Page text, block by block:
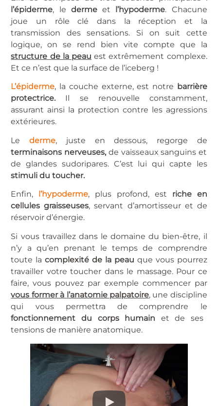
l’épiderme, le dermeet l’hypoderme. Chacune
joue un rôle clé dans la réception et la
transmission des sensations. Si on suit cette
logique, on se rend bien vite compte que la
structure de la peau est extrêmement complexe.
Et ce n’est que la surface de l’iceberg !
L’épiderme, la couche externe, est notre barrière
protectrice. Il se renouvelle constamment,
assurant ainsi la protection contre les agressions
extérieures.
Lederme, juste en dessous, regorge de
terminaisons nerveuses, de vaisseaux sanguins et
de glandes sudoripares. C’est lui qui capte les
stimuli du toucher.
Enfin, l’hypoderme, plus profond, est riche en
cellules graisseuses, servant d’amortisseur et de
réservoir d’énergie.
Si vous travaillez dans le domaine du bien-être, il
n’y a qu’en prenant le temps de comprendre
toute lacomplexité de la peau que vous pourrez
travailler votre toucher dans le massage. Pour ce
faire, vous pouvez par exemple commencer par
vous former à l’anatomie palpatoire, une discipline
qui vous permettra de comprendre le
fonctionnement du corps humain et de ses
tensions de manière anatomique.